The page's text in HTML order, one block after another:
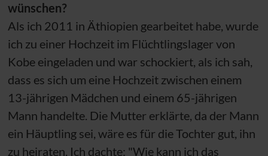
wünschen?
Als ich 2011 in Äthiopien gearbeitet habe, wurde
ich zu einer Hochzeit im Flüchtlingslager von
Kobe eingeladen und war schockiert, als ich sah,
dass es sich um eine Hochzeit zwischen einem
13-jährigen Mädchen und einem 65-jährigen
Mann handelte. Die Mutter erklärte, da der Mann
ein Häuptling sei, wäre es für die Tochter gut, ihn
zu heiraten. Ich dachte: "Wie kann ich das